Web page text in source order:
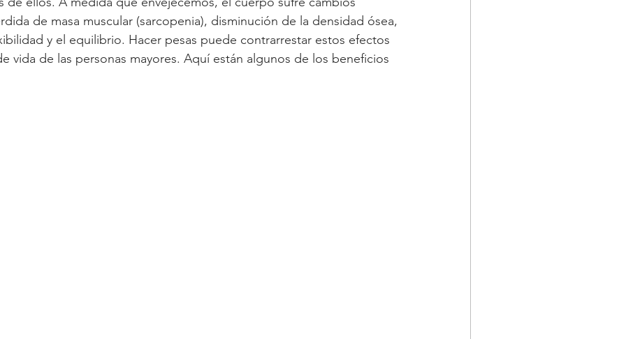
de masa muscular (sarcopenia), disminución de la densidad ósea,
y el equilibrio. Hacer pesas puede contrarrestar estos efectos
vida de las personas mayores. Aquí están algunos de los beneficios